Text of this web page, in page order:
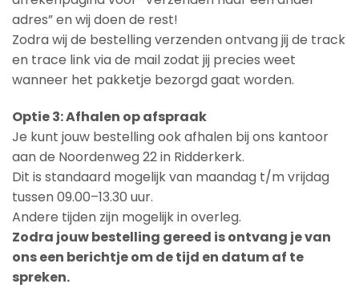
adres” en wij doen de rest!
Zodra wij de bestelling verzenden ontvang jij de track
en trace link via de mail zodat jij precies weet
wanneer het pakketje bezorgd gaat worden.
Optie 3: Afhalen op afspraak
Je kunt jouw bestelling ook afhalen bij ons kantoor
aan de Noordenweg 22 in Ridderkerk.
Dit is standaard mogelijk van maandag t/m vrijdag
tussen 09.00–13.30 uur.
Andere tijden zijn mogelijk in overleg.
Zodra jouw bestelling gereed is ontvang je van
ons een berichtje om de tijd en datum af te
spreken.